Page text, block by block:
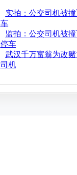
实拍：公交司机被
车
监拍：公交司机被
停车
武汉千万富翁为改
司机